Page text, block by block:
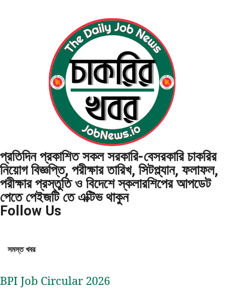
প্রতিদিন প্রকাশিত সকল সরকারি-বেসরকারি চাকরির
নিয়োগ বিজ্ঞপ্তি, পরীক্ষার তারিখ, সিটপ্ল্যান, ফলাফল,
পরীক্ষার প্রস্তুতি ও বিদেশে স্কলারশিপের আপডেট
পেতে পেইজটি তে এক্টিভ থাকুন
Follow Us
সমস্ত খবর
BPI Job Circular 2026